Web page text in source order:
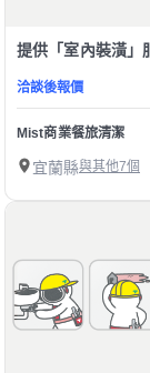
提供「室內裝潢」
洽談後報價
Mist商業餐旅清潔
宜蘭縣與其他7個